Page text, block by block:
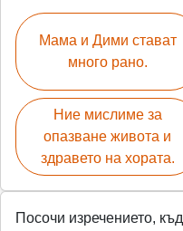
Мама и Дими стават
много рано.
Ние мислиме за
опазване живота и
здравето на хората.
Посочи изречението,